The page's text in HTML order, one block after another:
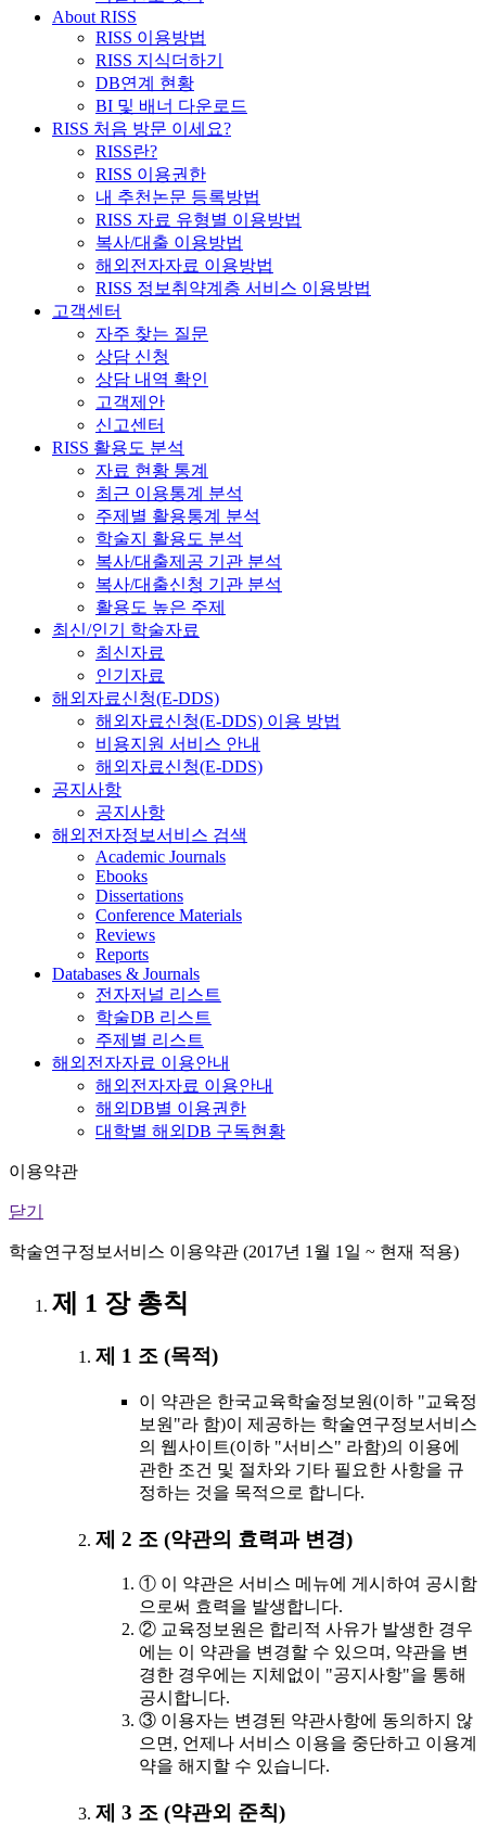
About RISS
RISS 이용방법
RISS 지식더하기
DB연계 현황
BI 및 배너 다운로드
RISS 처음 방문 이세요?
RISS란?
RISS 이용권한
내 추천논문 등록방법
RISS 자료 유형별 이용방법
복사/대출 이용방법
해외전자자료 이용방법
RISS 정보취약계층 서비스 이용방법
고객센터
자주 찾는 질문
상담 신청
상담 내역 확인
고객제안
신고센터
RISS 활용도 분석
자료 현황 통계
최근 이용통계 분석
주제별 활용통계 분석
학술지 활용도 분석
복사/대출제공 기관 분석
복사/대출신청 기관 분석
활용도 높은 주제
최신/인기 학술자료
최신자료
인기자료
해외자료신청(E-DDS)
해외자료신청(E-DDS) 이용 방법
비용지원 서비스 안내
해외자료신청(E-DDS)
공지사항
공지사항
해외전자정보서비스 검색
Academic Journals
Ebooks
Dissertations
Conference Materials
Reviews
Reports
Databases & Journals
전자저널 리스트
학술DB 리스트
주제별 리스트
해외전자자료 이용안내
해외전자자료 이용안내
해외DB별 이용권한
대학별 해외DB 구독현황
이용약관
닫기
학술연구정보서비스 이용약관 (2017년 1월 1일 ~ 현재 적용)
제 1 장 총칙
제 1 조 (목적)
이 약관은 한국교육학술정보원(이하 "교육정
보원"라 함)이 제공하는 학술연구정보서비스
의 웹사이트(이하 "서비스" 라함)의 이용에
관한 조건 및 절차와 기타 필요한 사항을 규
정하는 것을 목적으로 합니다.
제 2 조 (약관의 효력과 변경)
① 이 약관은 서비스 메뉴에 게시하여 공시함
으로써 효력을 발생합니다.
② 교육정보원은 합리적 사유가 발생한 경우
에는 이 약관을 변경할 수 있으며, 약관을 변
경한 경우에는 지체없이 "공지사항"을 통해
공시합니다.
③ 이용자는 변경된 약관사항에 동의하지 않
으면, 언제나 서비스 이용을 중단하고 이용계
약을 해지할 수 있습니다.
제 3 조 (약관외 준칙)